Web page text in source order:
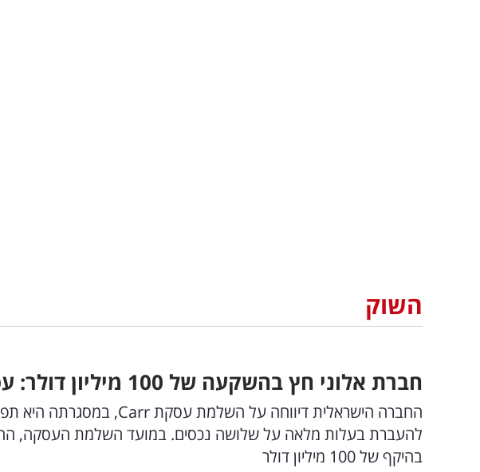
השוק
חברת אלוני חץ בהשקעה של 100 מיליון דולר: עסקת הענק נחשפת
בהיקף של 100 מיליון דולר